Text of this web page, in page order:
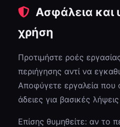
Ασφάλεια και
χρήση
Προτιμήστε ροές
περιήγησης αντί να
Αποφύγετε εργαλεία που
άδειες για βασικές
Επίσης θυμηθείτε: αν το